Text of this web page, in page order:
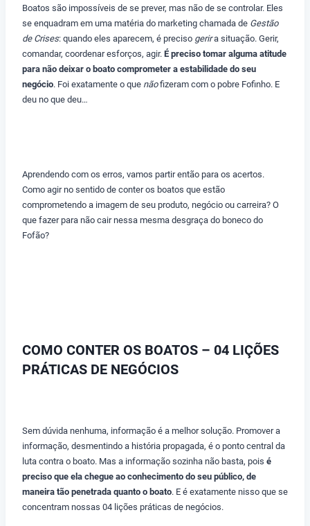
Boatos são impossíveis de se prever, mas não de se controlar. Eles
se enquadram em uma matéria do marketing chamada de Gestão
de Crises: quando eles aparecem, é preciso gerira situação. Gerir,
comandar, coordenar esforços, agir. É preciso tomar alguma atitude
para não deixar o boato comprometer a estabilidade do seu
negócio. Foi exatamente o que nãofizeram com o pobre Fofinho. E
deu no que deu…
Aprendendo com os erros, vamos partir então para os acertos.
Como agir no sentido de conter os boatos que estão
comprometendo a imagem de seu produto, negócio ou carreira? O
que fazer para não cair nessa mesma desgraça do boneco do
Fofão?
COMO CONTER OS BOATOS – 04 LIÇÕES
PRÁTICAS DE NEGÓCIOS
Sem dúvida nenhuma, informação é a melhor solução. Promover a
informação, desmentindo a história propagada, é o ponto central da
luta contra o boato. Mas a informação sozinha não basta, pois é
preciso que ela chegue ao conhecimento do seu público, de
maneira tão penetrada quanto o boato. E é exatamente nisso que se
concentram nossas 04 lições práticas de negócios.